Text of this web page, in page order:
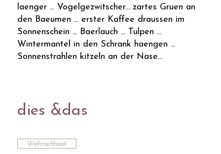
laenger ... Vogelgezwitscher... zartes Gruen an
den Baeumen ... erster Kaffee draussen im
Sonnenschein ... Baerlauch ... Tulpen ...
Wintermantel in den Schrank haengen ...
Sonnenstrahlen kitzeln an der Nase...
dies &das